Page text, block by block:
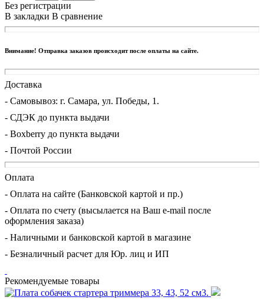
Без регистрации
В закладки В сравнение
Внимание! Отправка заказов происходит после оплаты на сайте.
Доставка
- Cамовывоз: г. Самара, ул. Победы, 1.
- СДЭК до пункта выдачи
- Boxberry до пункта выдачи
- Почтой России
Оплата
- Оплата на сайте (Банковской картой и пр.)
- Оплата по счету (высылается на Ваш e-mail после
оформления заказа)
- Наличными и банковской картой в магазине
- Безналичный расчет для Юр. лиц и ИП
Рекомендуемые товары